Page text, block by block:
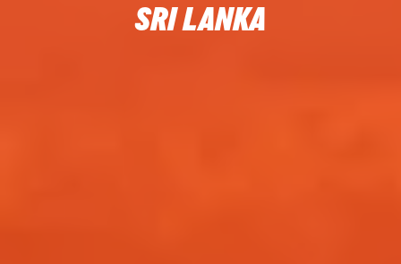
SRI LANKA